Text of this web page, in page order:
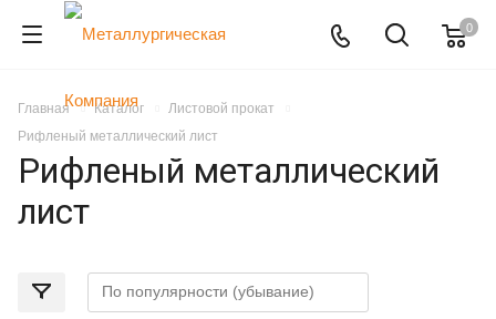
0
Главная Каталог
Листовой прокат
Рифленый металлический лист
Рифленый металлический
лист